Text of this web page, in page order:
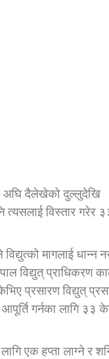
जुम्लाको महिला तथा
तातोपानी गाउँपालिका जुम्लाको सूचना
अघि दैलेखेको दुल्लुदेखि
त्यसलाई विस्तार गरेर
मागलाई धान्न
विद्युत् प्राधिकरण
प्रसारण विद्युत्
गर्नका लागि ३३
एक हप्ता लाग्ने र